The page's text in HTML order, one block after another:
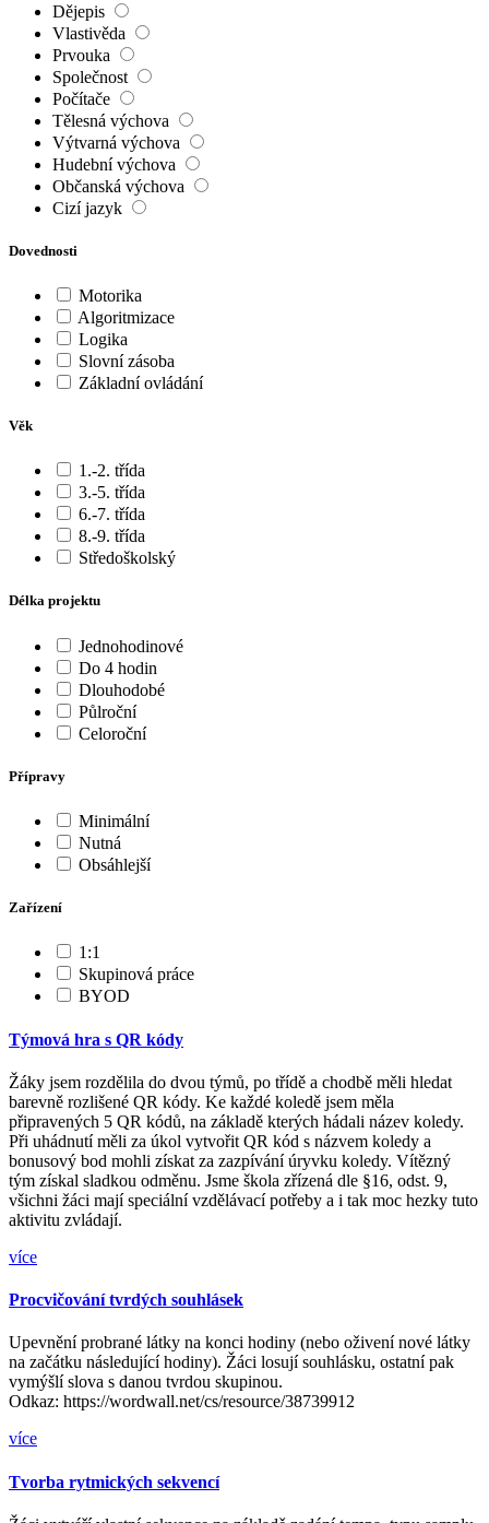
Dějepis
Vlastivěda
Prvouka
Společnost
Počítače
Tělesná výchova
Výtvarná výchova
Hudební výchova
Občanská výchova
Cizí jazyk
Dovednosti
Motorika
Algoritmizace
Logika
Slovní zásoba
Základní ovládání
Věk
1.-2. třída
3.-5. třída
6.-7. třída
8.-9. třída
Středoškolský
Délka projektu
Jednohodinové
Do 4 hodin
Dlouhodobé
Půlroční
Celoroční
Přípravy
Minimální
Nutná
Obsáhlejší
Zařízení
1:1
Skupinová práce
BYOD
Týmová hra s QR kódy
Žáky jsem rozdělila do dvou týmů, po třídě a chodbě měli hledat
barevně rozlišené QR kódy. Ke každé koledě jsem měla
připravených 5 QR kódů, na základě kterých hádali název koledy.
Při uhádnutí měli za úkol vytvořit QR kód s názvem koledy a
bonusový bod mohli získat za zazpívání úryvku koledy. Vítězný
tým získal sladkou odměnu. Jsme škola zřízená dle §16, odst. 9,
všichni žáci mají speciální vzdělávací potřeby a i tak moc hezky tuto
aktivitu zvládají.
více
Procvičování tvrdých souhlásek
Upevnění probrané látky na konci hodiny (nebo oživení nové látky
na začátku následující hodiny). Žáci losují souhlásku, ostatní pak
vymýšlí slova s danou tvrdou skupinou.
Odkaz: https://wordwall.net/cs/resource/38739912
více
Tvorba rytmických sekvencí